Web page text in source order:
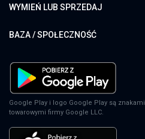
PS4
PS5
WYMIEŃ LUB SPRZEDAJ
BAZA / SPOŁECZNOŚĆ
Google Play i logo Google Play są znakami
towarowymi firmy Google LLC.